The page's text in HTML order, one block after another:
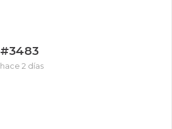
#3483
hace 2 días